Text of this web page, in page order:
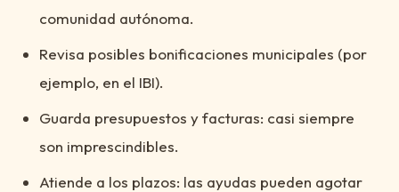
comunidad autónoma.
Revisa posibles bonificaciones municipales (por
ejemplo, en el IBI).
Guarda presupuestos y facturas: casi siempre
son imprescindibles.
Atiende a los plazos: las ayudas pueden agotar